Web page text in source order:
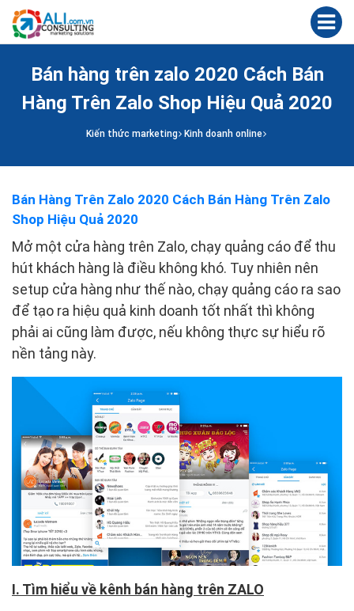
Bán hàng trên zalo 2020 Cách Bán
Hàng Trên Zalo Shop Hiệu Quả 2020
Kiến thức marketing Kinh doanh online
Bán Hàng Trên Zalo 2020 Cách Bán Hàng Trên Zalo
Shop Hiệu Quả 2020
Mở một cửa hàng trên Zalo, chạy quảng cáo để thu
hút khách hàng là điều không khó. Tuy nhiên nên
setup cửa hàng như thế nào, chạy quảng cáo ra sao
để tạo ra hiệu quả kinh doanh tốt nhất thì không
phải ai cũng làm được, nếu không thực sự hiểu rõ
nền tảng này.
I. Tìm hiểu về kênh bán hàng trên ZALO